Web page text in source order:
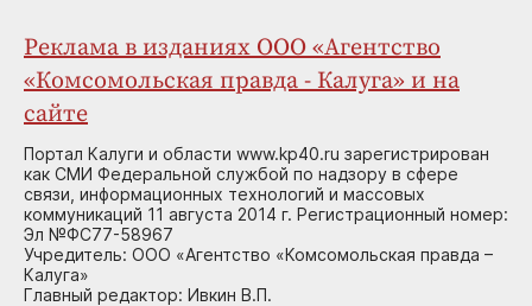
Реклама в изданиях ООО «Агентство
«Комсомольская правда - Калуга» и на
сайте
Портал Калуги и области www.kp40.ru зарегистрирован
как СМИ Федеральной службой по надзору в сфере
связи, информационных технологий и массовых
коммуникаций 11 августа 2014 г. Регистрационный номер:
Эл №ФС77-58967
Учредитель: ООО «Агентство «Комсомольская правда –
Калуга»
Главный редактор: Ивкин В.П.